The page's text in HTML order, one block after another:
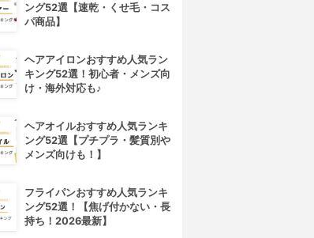
ング52選【速乾・くせ毛・コス
パ商品】
ヘアアイロンおすすめ人気ラン
キング52選！初心者・メンズ向
け・海外対応も♪
ヘアオイルおすすめ人気ランキ
ング52選【プチプラ・髪質別や
メンズ向けも！】
フライパンおすすめ人気ランキ
ング52選！【焦げ付かない・長
持ち！2026最新】